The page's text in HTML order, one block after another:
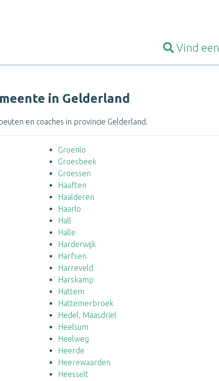
Vind een
in Gelderland
en coaches in provincie Gelderland.
Groenlo
Groesbeek
Groessen
Haaften
Haalderen
Haarlo
Hall
Halle
Harderwijk
Harfsen
Harreveld
Harskamp
Hattem
Hattemerbroek
Hedel, Maasdriel
Heelsum
Heelweg
Heerde
Heerewaarden
Heesselt